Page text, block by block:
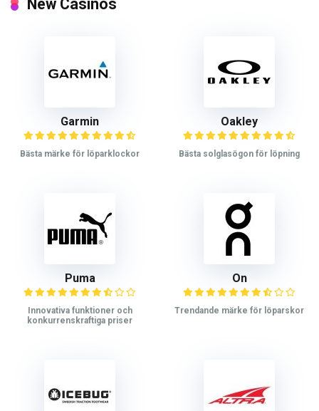
New Casinos
Garmin
Bästa märke för löparklockor
Oakley
Bästa solglasögon för löpning
Puma
Innovativa funktioner och
konkurrenskraftiga priser
On
Trendande märke för löparskor